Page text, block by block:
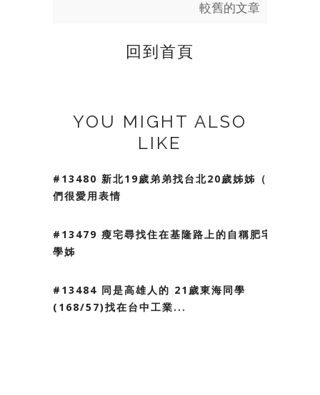
較舊的文章
回到首頁
YOU MIGHT ALSO
LIKE
#13480 新北19歲弟弟找台北20歲姊姊（我
們很愛用表情
#13479 瘦宅尋找住在基隆路上的自稱肥宅
學姊
#13484 同是高雄人的 21歲東海同學
(168/57)找在台中工業...